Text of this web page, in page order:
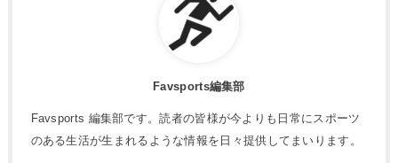
Favsports編集部
Favsports 編集部です。読者の皆様が今よりも日常にスポーツ
のある生活が生まれるような情報を日々提供してまいります。